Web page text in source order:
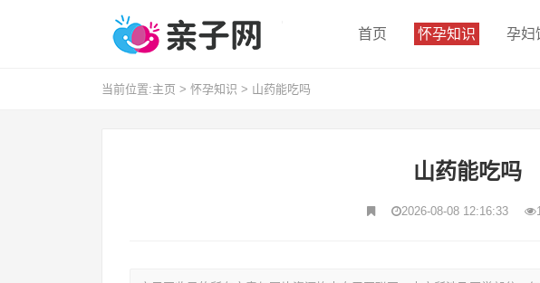
首页 怀孕知识 孕妇
当前位置:主页 > 怀孕知识 > 山药能吃吗
山药能吃吗
2026-08-08 12:16:33